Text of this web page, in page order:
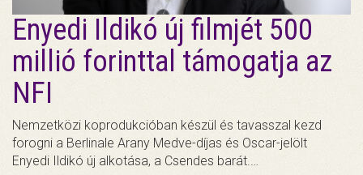
Enyedi Ildikó új filmjét 500
millió forinttal támogatja az
NFI
Nemzetközi koprodukcióban készül és tavasszal kezd
forogni a Berlinale Arany Medve-díjas és Oscar-jelölt
Enyedi Ildikó új alkotása, a Csendes barát.…